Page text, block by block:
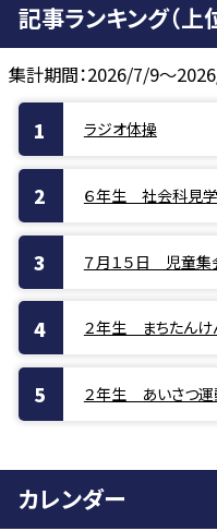
記事ランキング（上
集計期間：2026/7/9～
ラジオ体操
６年生 社会科見学
７月１５日 児童集
２年生 まちたんけ
２年生 あいさつ運
カレンダー